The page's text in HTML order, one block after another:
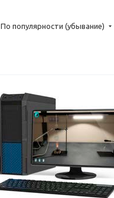
По популярности (убывание)